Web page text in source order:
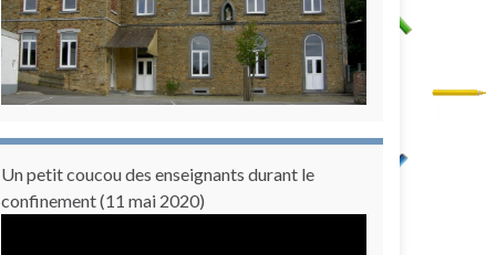
Un petit coucou des enseignants durant le
confinement (11 mai 2020)